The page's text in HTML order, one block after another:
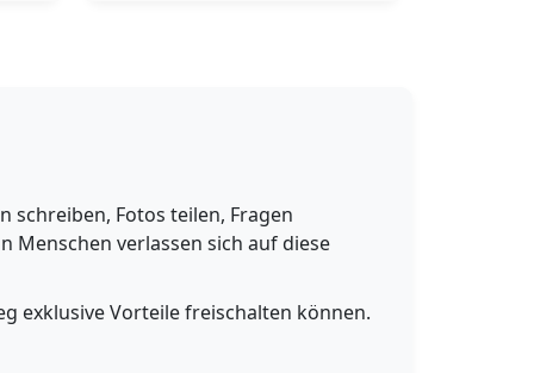
schreiben, Fotos teilen, Fragen
verlassen sich auf diese
exklusive Vorteile freischalten können.